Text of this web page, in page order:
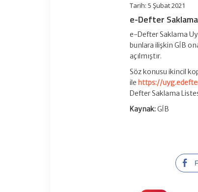
Tarih: 5 Şubat 2021
e-Defter
e-Defter Saklama
bunlara ilişkin GİB
açılmıştır.
Söz konusu ikincil
ile https://
Defter Saklama
Kaynak:GİB